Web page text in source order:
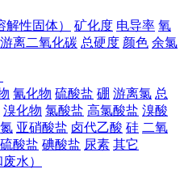
解性固体） 矿化度 电导率 氧
游离二氧化碳 总硬度 颜色 余氯
氰化物 硫酸盐 硼 游离氯 总
溴化物 氯酸盐 高氯酸盐 溴酸
亚硝酸盐 卤代乙酸 硅 二氧
酸盐 碘酸盐 尿素 其它
水）